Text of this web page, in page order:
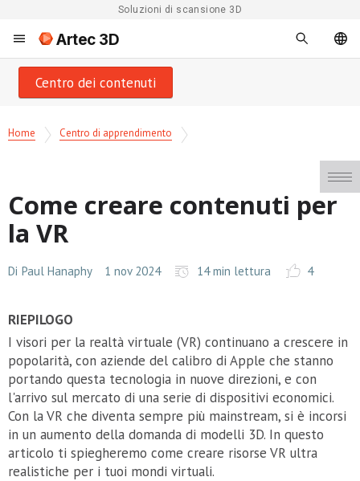
Soluzioni di scansione 3D
Artec 3D
Centro dei contenuti
Home Centro di apprendimento
Come creare contenuti per
la VR
Di Paul Hanaphy 1 nov 2024 14 min lettura 4
RIEPILOGO
I visori per la realtà virtuale (VR) continuano a crescere in
popolarità, con aziende del calibro di Apple che stanno
portando questa tecnologia in nuove direzioni, e con
l'arrivo sul mercato di una serie di dispositivi economici.
Con la VR che diventa sempre più mainstream, si è incorsi
in un aumento della domanda di modelli 3D. In questo
articolo ti spiegheremo come creare risorse VR ultra
realistiche per i tuoi mondi virtuali.